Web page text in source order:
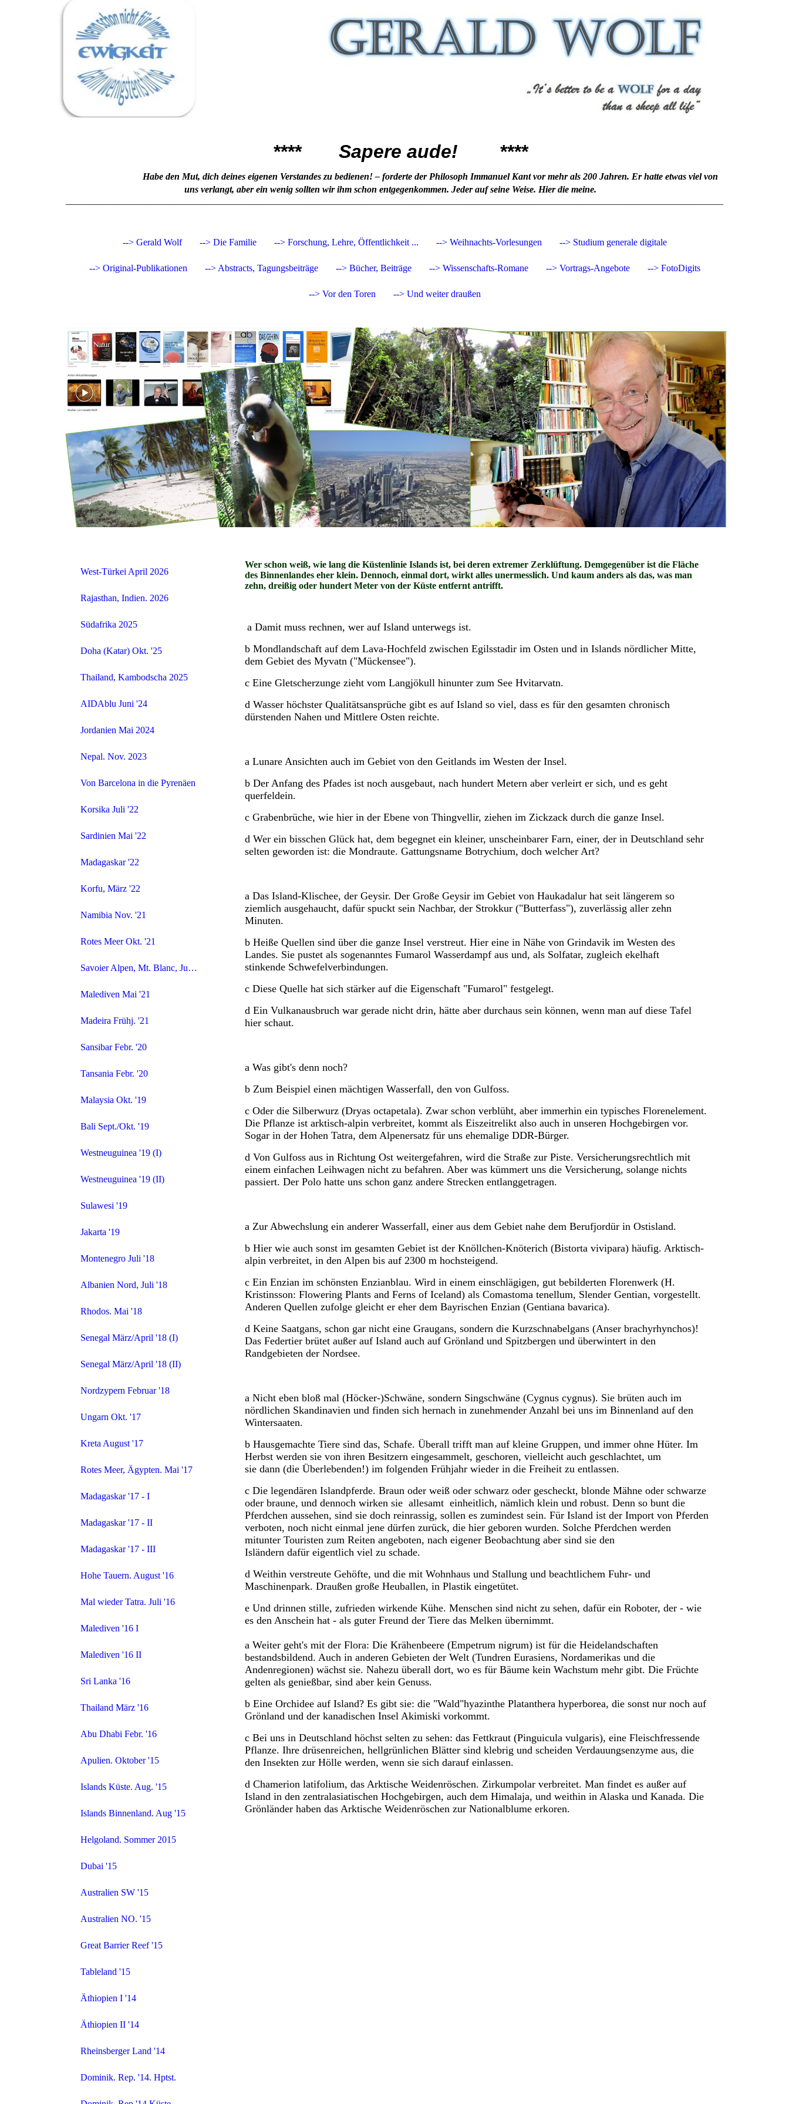
**** Sapere aude! ****
Habe den Mut, dich deines eigenen Verstandes zu bedienen! – forderte der Philosoph Immanuel Kant vor mehr als 200 Jahren. Er hatte etwas viel von
uns verlangt, aber ein wenig sollten wir ihm schon entgegenkommen. Jeder auf seine Weise. Hier die meine.
--> Gerald Wolf --> Die Familie --> Forschung, Lehre, Öffentlichkeit ... --> Weihnachts-Vorlesungen --> Studium generale digitale
--> Original-Publikationen --> Abstracts, Tagungsbeiträge --> Bücher, Beiträge --> Wissenschafts-Romane --> Vortrags-Angebote --> FotoDigits
--> Vor den Toren --> Und weiter draußen
West-Türkei April 2026
Rajasthan, Indien. 2026
Südafrika 2025
Doha (Katar) Okt. '25
Thailand, Kambodscha 2025
AIDAblu Juni '24
Jordanien Mai 2024
Nepal. Nov. 2023
Von Barcelona in die Pyrenäen
Korsika Juli '22
Sardinien Mai '22
Madagaskar '22
Korfu, März '22
Namibia Nov. '21
Rotes Meer Okt. '21
Savoier Alpen, Mt. Blanc, Juli 21
Malediven Mai '21
Madeira Frühj. '21
Sansibar Febr. '20
Tansania Febr. '20
Malaysia Okt. '19
Bali Sept./Okt. '19
Westneuguinea '19 (I)
Westneuguinea '19 (II)
Sulawesi '19
Jakarta '19
Montenegro Juli '18
Albanien Nord, Juli '18
Rhodos. Mai '18
Senegal März/April '18 (I)
Senegal März/April '18 (II)
Nordzypern Februar '18
Ungarn Okt. '17
Kreta August '17
Rotes Meer, Ägypten. Mai '17
Madagaskar '17 - I
Madagaskar '17 - II
Madagaskar '17 - III
Hohe Tauern. August '16
Mal wieder Tatra. Juli '16
Malediven '16 I
Malediven '16 II
Sri Lanka '16
Thailand März '16
Abu Dhabi Febr. '16
Apulien. Oktober '15
Islands Küste. Aug. '15
Islands Binnenland. Aug '15
Helgoland. Sommer 2015
Dubai '15
Australien SW '15
Australien NO. '15
Great Barrier Reef '15
Tableland '15
Äthiopien I '14
Äthiopien II '14
Rheinsberger Land '14
Dominik. Rep. '14. Hptst.
Wer schon weiß, wie lang die Küstenlinie Islands ist, bei deren extremer Zerklüftung. Demgegenüber ist die Fläche
des Binnenlandes eher klein. Dennoch, einmal dort, wirkt alles unermesslich. Und kaum anders als das, was man
zehn, dreißig oder hundert Meter von der Küste entfernt antrifft.
a Damit muss rechnen, wer auf Island unterwegs ist.
b Mondlandschaft auf dem Lava-Hochfeld zwischen Egilsstadir im Osten und in Islands nördlicher Mitte,
dem Gebiet des Myvatn ("Mückensee").
c Eine Gletscherzunge zieht vom Langjökull hinunter zum See Hvitarvatn.
d Wasser höchster Qualitätsansprüche gibt es auf Island so viel, dass es für den gesamten chronisch
dürstenden Nahen und Mittlere Osten reichte.
a Lunare Ansichten auch im Gebiet von den Geitlands im Westen der Insel.
b Der Anfang des Pfades ist noch ausgebaut, nach hundert Metern aber verleirt er sich, und es geht
querfeldein.
c Grabenbrüche, wie hier in der Ebene von Thingvellir, ziehen im Zickzack durch die ganze Insel.
d Wer ein bisschen Glück hat, dem begegnet ein kleiner, unscheinbarer Farn, einer, der in Deutschland sehr
selten geworden ist: die Mondraute. Gattungsname Botrychium, doch welcher Art?
a Das Island-Klischee, der Geysir. Der Große Geysir im Gebiet von Haukadalur hat seit längerem so
ziemlich ausgehaucht, dafür spuckt sein Nachbar, der Strokkur ("Butterfass"), zuverlässig aller zehn
Minuten.
b Heiße Quellen sind über die ganze Insel verstreut. Hier eine in Nähe von Grindavik im Westen des
Landes. Sie pustet als sogenanntes Fumarol Wasserdampf aus und, als Solfatar, zugleich ekelhaft
stinkende Schwefelverbindungen.
c Diese Quelle hat sich stärker auf die Eigenschaft "Fumarol" festgelegt.
d Ein Vulkanausbruch war gerade nicht drin, hätte aber durchaus sein können, wenn man auf diese Tafel
hier schaut.
a Was gibt's denn noch?
b Zum Beispiel einen mächtigen Wasserfall, den von Gulfoss.
c Oder die Silberwurz (Dryas octapetala). Zwar schon verblüht, aber immerhin ein typisches Florenelement.
Die Pflanze ist arktisch-alpin verbreitet, kommt als Eiszeitrelikt also auch in unseren Hochgebirgen vor.
Sogar in der Hohen Tatra, dem Alpenersatz für uns ehemalige DDR-Bürger.
d Von Gulfoss aus in Richtung Ost weitergefahren, wird die Straße zur Piste. Versicherungsrechtlich mit
einem einfachen Leihwagen nicht zu befahren. Aber was kümmert uns die Versicherung, solange nichts
passiert. Der Polo hatte uns schon ganz andere Strecken entlanggetragen.
a Zur Abwechslung ein anderer Wasserfall, einer aus dem Gebiet nahe dem Berufjordür in Ostisland.
b Hier wie auch sonst im gesamten Gebiet ist der Knöllchen-Knöterich (Bistorta vivipara) häufig. Arktisch-
alpin verbreitet, in den Alpen bis auf 2300 m hochsteigend.
c Ein Enzian im schönsten Enzianblau. Wird in einem einschlägigen, gut bebilderten Florenwerk (H.
Kristinsson: Flowering Plants and Ferns of Iceland) als Comastoma tenellum, Slender Gentian, vorgestellt.
Anderen Quellen zufolge gleicht er eher dem Bayrischen Enzian (Gentiana bavarica).
d Keine Saatgans, schon gar nicht eine Graugans, sondern die Kurzschnabelgans (Anser brachyrhynchos)!
Das Federtier brütet außer auf Island auch auf Grönland und Spitzbergen und überwintert in den
Randgebieten der Nordsee.
a Nicht eben bloß mal (Höcker-)Schwäne, sondern Singschwäne (Cygnus cygnus). Sie brüten auch im
nördlichen Skandinavien und finden sich hernach in zunehmender Anzahl bei uns im Binnenland auf den
Wintersaaten.
b Hausgemachte Tiere sind das, Schafe. Überall trifft man auf kleine Gruppen, und immer ohne Hüter. Im
Herbst werden sie von ihren Besitzern eingesammelt, geschoren, vielleicht auch geschlachtet, um
sie dann (die Überlebenden!) im folgenden Frühjahr wieder in die Freiheit zu entlassen.
c Die legendären Islandpferde. Braun oder weiß oder schwarz oder gescheckt, blonde Mähne oder schwarze
oder braune, und dennoch wirken sie allesamt einheitlich, nämlich klein und robust. Denn so bunt die
Pferdchen aussehen, sind sie doch reinrassig, sollen es zumindest sein. Für Island ist der Import von Pferden
verboten, noch nicht einmal jene dürfen zurück, die hier geboren wurden. Solche Pferdchen werden
mitunter Touristen zum Reiten angeboten, nach eigener Beobachtung aber sind sie den
Isländern dafür eigentlich viel zu schade.
d Weithin verstreute Gehöfte, und die mit Wohnhaus und Stallung und beachtlichem Fuhr- und
Maschinenpark. Draußen große Heuballen, in Plastik eingetütet.
e Und drinnen stille, zufrieden wirkende Kühe. Menschen sind nicht zu sehen, dafür ein Roboter, der - wie
es den Anschein hat - als guter Freund der Tiere das Melken übernimmt.
a Weiter geht's mit der Flora: Die Krähenbeere (Empetrum nigrum) ist für die Heidelandschaften
bestandsbildend. Auch in anderen Gebieten der Welt (Tundren Eurasiens, Nordamerikas und die
Andenregionen) wächst sie. Nahezu überall dort, wo es für Bäume kein Wachstum mehr gibt. Die Früchte
gelten als genießbar, sind aber kein Genuss.
b Eine Orchidee auf Island? Es gibt sie: die "Wald"hyazinthe Platanthera hyperborea, die sonst nur noch auf
Grönland und der kanadischen Insel Akimiski vorkommt.
c Bei uns in Deutschland höchst selten zu sehen: das Fettkraut (Pinguicula vulgaris), eine Fleischfressende
Pflanze. Ihre drüsenreichen, hellgrünlichen Blätter sind klebrig und scheiden Verdauungsenzyme aus, die
den Insekten zur Hölle werden, wenn sie sich darauf einlassen.
d Chamerion latifolium, das Arktische Weidenröschen. Zirkumpolar verbreitet. Man findet es außer auf
Island in den zentralasiatischen Hochgebirgen, auch dem Himalaja, und weithin in Alaska und Kanada. Die
Grönländer haben das Arktische Weidenröschen zur Nationalblume erkoren.